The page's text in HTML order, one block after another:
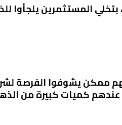
بتخلي المستثمرين
ممكن يشوفوا الفرصة
كميات كبيرة من